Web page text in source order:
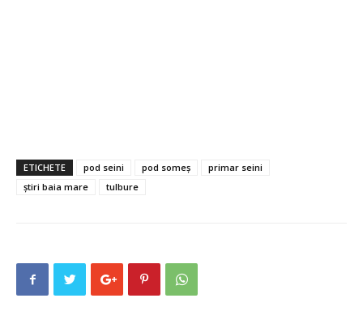
ETICHETE pod seini pod someș
primar seini
știri baia mare
tulbure